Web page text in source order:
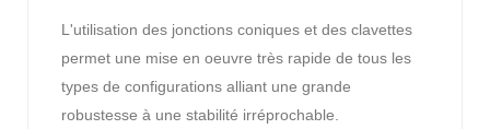
L'utilisation des jonctions coniques et des clavettes
permet une mise en oeuvre très rapide de tous les
types de configurations alliant une grande
robustesse à une stabilité irréprochable.